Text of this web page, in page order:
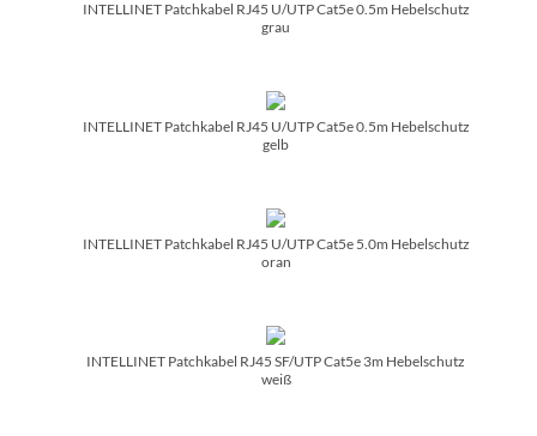
INTELLINET Patchkabel RJ45 U/­UTP Cat5e 0.5m Hebelschutz
grau
INTELLINET Patchkabel RJ45 U/­UTP Cat5e 0.5m Hebelschutz
gelb
INTELLINET Patchkabel RJ45 U/­UTP Cat5e 5.0m Hebelschutz
oran
INTELLINET Patchkabel RJ45 SF/­UTP Cat5e 3m Hebelschutz
weiß